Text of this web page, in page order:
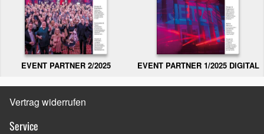
EVENT PARTNER 2/2025 EVENT PARTNER 1/2025 DIGITAL
Vertrag widerrufen
Service